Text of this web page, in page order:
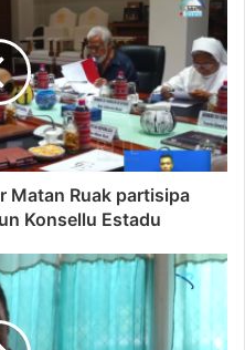
Matan Ruak partisipa
Konsellu Estadu